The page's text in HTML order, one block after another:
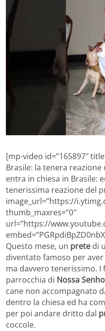
[mp-video id=”165897″
Brasile: la tenera reazione
entra in chiesa in Brasile:
tenerissima reazione del
image_url=”https://
thumb_maxres=”0″
url=”https://
Questo mese, un prete di
diventato famoso per
ma davvero tenerissimo.
parrocchia di Nossa
cane non accompagnato
dentro la chiesa ed ha
per poi andare dritto dal
coccole.